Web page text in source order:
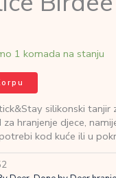
1 komada na stanju
silikonski tanjir
hranjenje djece,
kod kuće ili u